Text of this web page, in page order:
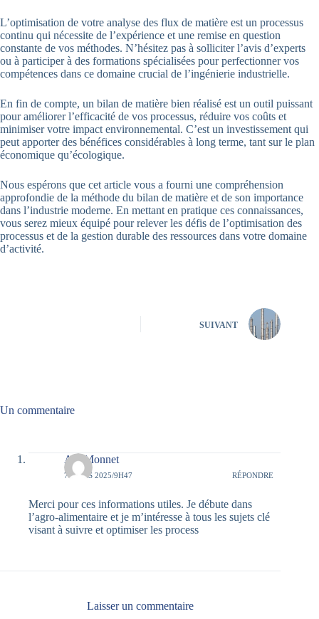
L’optimisation de votre analyse des flux de matière est un processus
continu qui nécessite de l’expérience et une remise en question
constante de vos méthodes. N’hésitez pas à solliciter l’avis d’experts
ou à participer à des formations spécialisées pour perfectionner vos
compétences dans ce domaine crucial de l’ingénierie industrielle.
En fin de compte, un bilan de matière bien réalisé est un outil puissant
pour améliorer l’efficacité de vos processus, réduire vos coûts et
minimiser votre impact environnemental. C’est un investissement qui
peut apporter des bénéfices considérables à long terme, tant sur le plan
économique qu’écologique.
Nous espérons que cet article vous a fourni une compréhension
approfondie de la méthode du bilan de matière et de son importance
dans l’industrie moderne. En mettant en pratique ces connaissances,
vous serez mieux équipé pour relever les défis de l’optimisation des
processus et de la gestion durable des ressources dans votre domaine
d’activité.
SUIVANT
Un commentaire
Abi Monnet
7 MARS 2025/9H47 RÉPONDRE
Merci pour ces informations utiles. Je débute dans
l’agro-alimentaire et je m’intéresse à tous les sujets clé
visant à suivre et optimiser les process
Laisser un commentaire